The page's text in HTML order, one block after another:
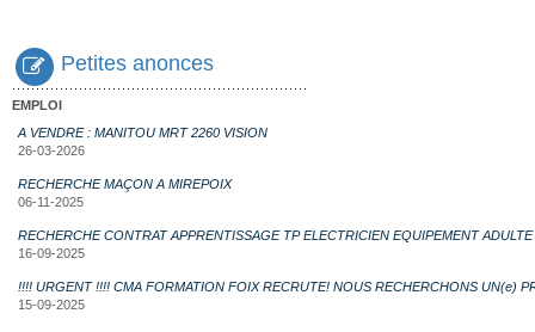
Petites anonces
EMPLOI
A VENDRE : MANITOU MRT 2260 VISION
26-03-2026
RECHERCHE MAÇON A MIREPOIX
06-11-2025
RECHERCHE CONTRAT APPRENTISSAGE TP ELECTRICIEN EQUIPEMENT ADULTE
16-09-2025
!!!! URGENT !!!! CMA FORMATION FOIX RECRUTE! NOUS RECHERCHONS UN(e)
15-09-2025